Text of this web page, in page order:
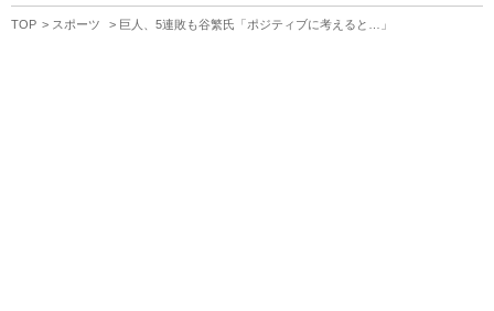
TOP スポーツ 巨人、5連敗も谷繁氏「ポジティブに考えると…」